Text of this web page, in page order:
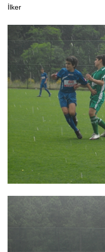
İlker